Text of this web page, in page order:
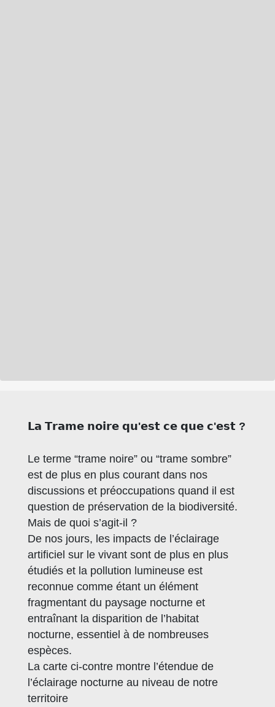
𝗟𝗮 𝗧𝗿𝗮𝗺𝗲 𝗻𝗼𝗶𝗿𝗲 𝗾𝘂'𝗲𝘀𝘁 𝗰𝗲 𝗾𝘂𝗲 𝗰'𝗲𝘀𝘁 ?
Le terme “trame noire” ou “trame sombre”
est de plus en plus courant dans nos
discussions et préoccupations quand il est
question de préservation de la biodiversité.
Mais de quoi s’agit-il ?
De nos jours, les impacts de l’éclairage
artificiel sur le vivant sont de plus en plus
étudiés et la pollution lumineuse est
reconnue comme étant un élément
fragmentant du paysage nocturne et
entraînant la disparition de l’habitat
nocturne, essentiel à de nombreuses
espèces.
La carte ci-contre montre l’étendue de
l’éclairage nocturne au niveau de notre
territoire